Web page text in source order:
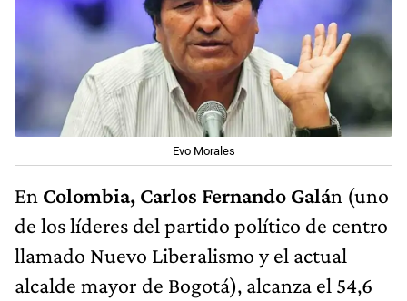
Evo Morales
En Colombia, Carlos Fernando Galán (uno
de los líderes del partido político de centro
llamado Nuevo Liberalismo y el actual
alcalde mayor de Bogotá), alcanza el 54,6